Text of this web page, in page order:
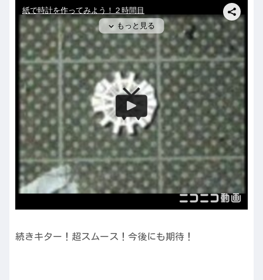
続きキター！超スムース！今後にも期待！